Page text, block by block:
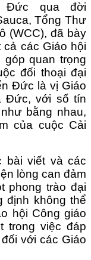
qua đời
Tổng Thư
(WCC), đã bày
cả các Giáo hội
quan trọng
đối thoại đại
Đức là vị Giáo
Đức, với số tín
bằng nhau,
của cuộc Cải
bài viết và các
lòng can đảm
phong trào đại
định không thể
hội Công giáo
trong việc đáp
với các Giáo